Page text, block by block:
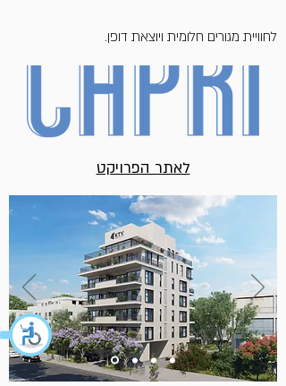
לחוויית מגורים חלומית ויוצאת דופן.
לאתר הפרויקט